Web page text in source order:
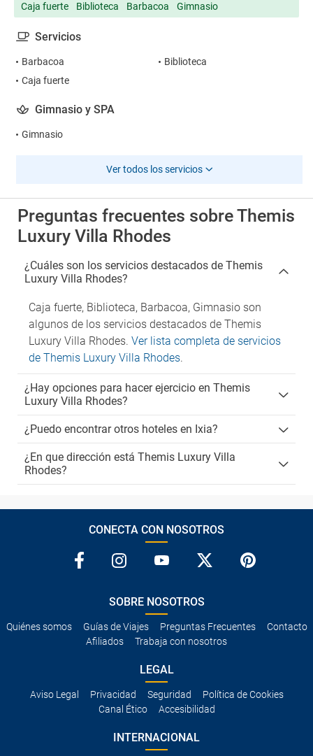
Caja fuerte Biblioteca Barbacoa Gimnasio
Servicios
Barbacoa
Biblioteca
Caja fuerte
Gimnasio y SPA
Gimnasio
Ver todos los servicios
Preguntas frecuentes sobre Themis
Luxury Villa Rhodes
¿Cuáles son los servicios destacados de Themis
Luxury Villa Rhodes?
Caja fuerte, Biblioteca, Barbacoa, Gimnasio son
algunos de los servicios destacados de Themis
Luxury Villa Rhodes. Ver lista completa de servicios
de Themis Luxury Villa Rhodes.
¿Hay opciones para hacer ejercicio en Themis
Luxury Villa Rhodes?
¿Puedo encontrar otros hoteles en Ixia?
¿En que dirección está Themis Luxury Villa
Rhodes?
CONECTA CON NOSOTROS
SOBRE NOSOTROS
Quiénes somos Guías de Viajes Preguntas Frecuentes
Contacto
Afiliados
Trabaja con nosotros
LEGAL
Aviso Legal Privacidad Seguridad
Política de Cookies
Canal Ético
Accesibilidad
INTERNACIONAL